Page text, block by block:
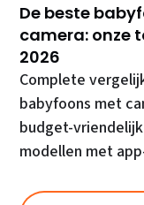
De beste
camera: onze
2026
Complete
babyfoons met
budget-
modellen met